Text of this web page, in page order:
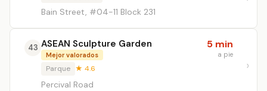
Bain Street, #04-11 Block 231
43 ASEAN Sculpture Garden
Mejor valorados
Parque ★ 4.6
Percival Road
5 min
a pie